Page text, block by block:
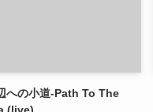
への小道-Path To The
(live)